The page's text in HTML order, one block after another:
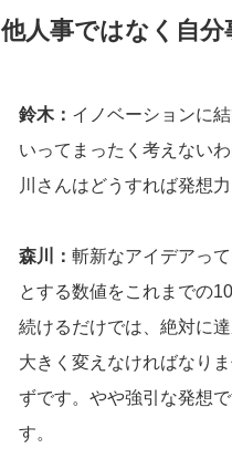
他人事ではなく自
鈴木： イノベーションに
いってまったく考えない
川さんはどうすれば発想
森川： 斬新なアイデアっ
とする数値をこれまでの
続けるだけでは、絶対に
大きく変えなければなり
ずです。やや強引な発想
す。